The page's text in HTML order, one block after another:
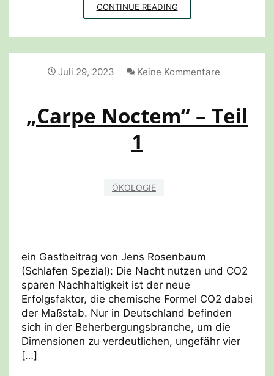
CONTINUE READINGZIMMERREINIGUNG?
NO
Juli 29, 2023 Keine Kommentare
„Carpe Noctem“ – Teil
1
ÖKOLOGIE
ein Gastbeitrag von Jens Rosenbaum
(Schlafen Spezial): Die Nacht nutzen und CO2
sparen Nachhaltigkeit ist der neue
Erfolgsfaktor, die chemische Formel CO2 dabei
der Maßstab. Nur in Deutschland befinden
sich in der Beherbergungsbranche, um die
Dimensionen zu verdeutlichen, ungefähr vier
[…]